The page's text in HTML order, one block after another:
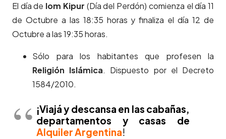
El día de Iom Kipur (Día del Perdón) comienza el día 11
de Octubre a las 18:35 horas y finaliza el día 12 de
Octubre a las 19:35 horas.
Sólo para los habitantes que profesen la
Religión Islámica. Dispuesto por el Decreto
1584/2010.
¡Viajá y descansa en las cabañas,
departamentos y casas de
Alquiler Argentina!